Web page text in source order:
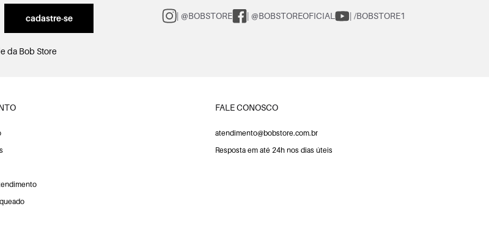
cadastre-se
da Bob Store
| @BOBSTORE | @BOBSTOREOFICIAL | /BOBSTORE1
FALE CONOSCO
atendimento@bobstore.com.br
Resposta em até 24h nos dias úteis